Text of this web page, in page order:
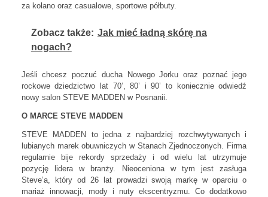
za kolano oraz casualowe, sportowe półbuty.
Zobacz także: Jak mieć ładną skórę na
nogach?
Jeśli chcesz poczuć ducha Nowego Jorku oraz poznać jego
rockowe dziedzictwo lat 70’, 80’ i 90’ to koniecznie odwiedź
nowy salon STEVE MADDEN w Posnanii.
O MARCE STEVE MADDEN
STEVE MADDEN to jedna z najbardziej rozchwytywanych i
lubianych marek obuwniczych w Stanach Zjednoczonych. Firma
regularnie bije rekordy sprzedaży i od wielu lat utrzymuje
pozycję lidera w branży. Nieoceniona w tym jest zasługa
Steve’a, który od 26 lat prowadzi swoją markę w oparciu o
mariaż innowacji, mody i nuty ekscentryzmu. Co dodatkowo